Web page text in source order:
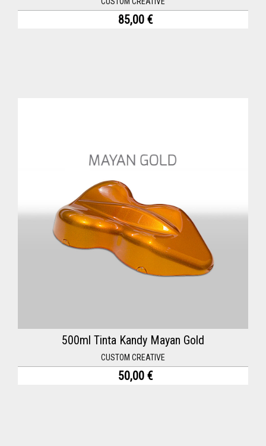
85,00 €
500ml Tinta Kandy Mayan Gold
CUSTOM CREATIVE
50,00 €